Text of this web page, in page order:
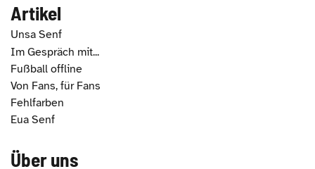
Artikel
Unsa Senf
Im Gespräch mit...
Fußball offline
Von Fans, für Fans
Fehlfarben
Eua Senf
Über uns